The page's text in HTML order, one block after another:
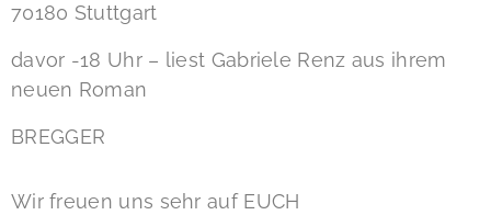
70180 Stuttgart
davor -18 Uhr – liest Gabriele Renz aus ihrem
neuen Roman
BREGGER
Wir freuen uns sehr auf EUCH